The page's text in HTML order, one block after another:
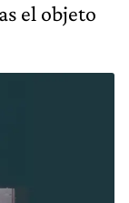
el objeto